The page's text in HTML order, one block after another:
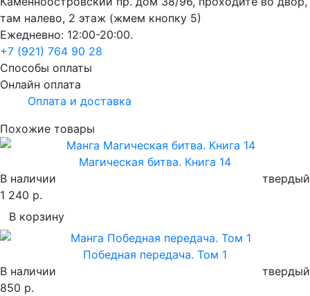
там налево, 2 этаж (жмем кнопку 5)
Ежедневно: 12:00-20:00.
+7 (921) 764 90 28
Способы оплаты
Онлайн оплата
Оплата и доставка
Похожие товары
Магическая битва. Книга 14
В наличии
твердый
1 240 р.
В корзину
Победная передача. Том 1
В наличии
твердый
850 р.